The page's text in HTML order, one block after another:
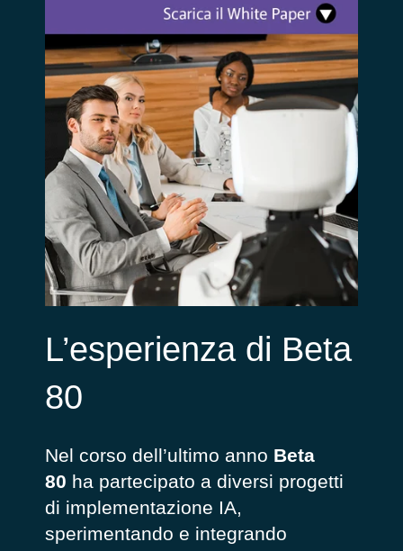
L’esperienza di Beta
80
Nel corso dell’ultimo anno Beta
80 ha partecipato a diversi progetti
di implementazione IA,
sperimentando e integrando